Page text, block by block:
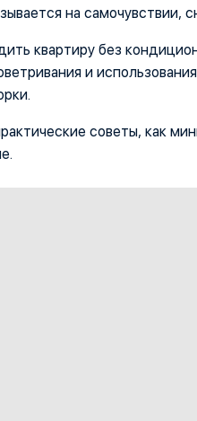
на самочувствии,
квартиру без
и
советы, как